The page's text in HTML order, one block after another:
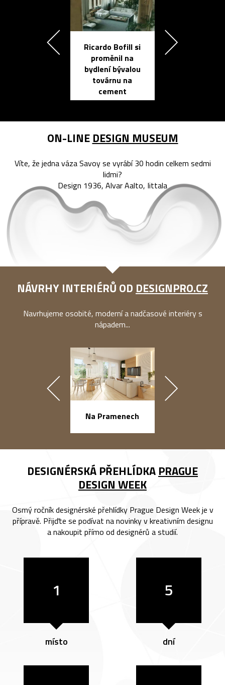
Ricardo Bofill si
proměnil na
bydlení bývalou
továrnu na
cement
ON-LINE DESIGN MUSEUM
Víte, že jedna váza Savoy se vyrábí 30 hodin celkem sedmi
lidmi?
Design 1936, Alvar Aalto, Iittala
NÁVRHY INTERIÉRŮ OD DESIGNPRO.CZ
Navrhujeme osobité, moderní a nadčasové interiéry s
nápadem...
Na Pramenech
DESIGNÉRSKÁ PŘEHLÍDKA PRAGUE
DESIGN WEEK
Osmý ročník designérské přehlídky Prague Design Week je v
přípravě. Přijďte se podívat na novinky v kreativním designu
a nakoupit přímo od designérů a studií.
1
místo
5
dní